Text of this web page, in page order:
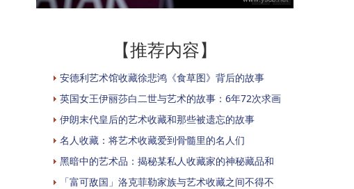
【推荐内容】
安德利艺术馆收藏徐悲鸿《食草图》背后的故事
英国女王伊丽莎白二世与艺术的故事：6年72次求画
伊朗末代皇后的艺术收藏和那些被遗忘的故事
名人收藏：将艺术收藏爱到骨髓里的名人们
黑暗中的艺术品：揭秘某私人收藏家的神秘藏品和
「富可敌国」洛克菲勒家族与艺术收藏之间不得不